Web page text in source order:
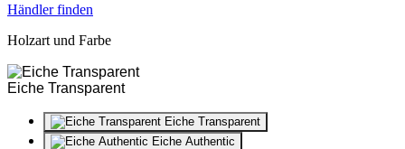
Händler finden
Holzart und Farbe
Eiche Transparent
Eiche Transparent
Eiche Authentic